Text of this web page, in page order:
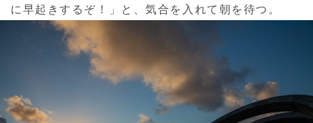
に早起きするぞ！」と、気合を入れて朝を待つ。